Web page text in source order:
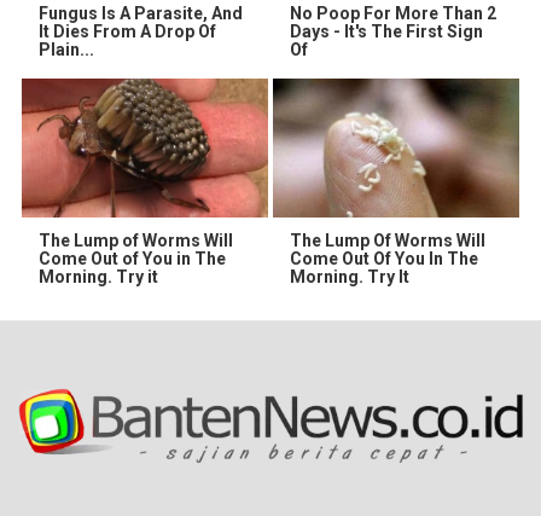
Fungus Is A Parasite, And
It Dies From A Drop Of
Plain...
No Poop For More Than 2
Days - It's The First Sign
Of
The Lump of Worms Will
Come Out of You in The
Morning. Try it
The Lump Of Worms Will
Come Out Of You In The
Morning. Try It